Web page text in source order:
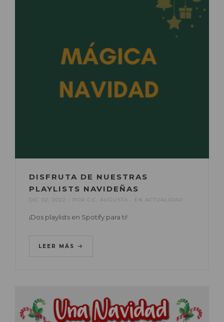
DISFRUTA DE NUESTRAS
PLAYLISTS NAVIDEÑAS
DIC 02, 2022 POR C.C. AUGUSTA EN ACTUALIDAD
¡Dos playlists en Spotify para ti!
LEER MÁS